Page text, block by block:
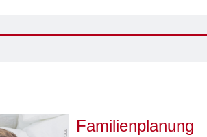
Familienplanung